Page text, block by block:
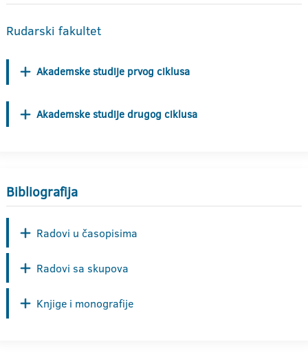
Rudarski fakultet
Akademske studije prvog ciklusa
Akademske studije drugog ciklusa
Bibliografija
Radovi u časopisima
Radovi sa skupova
Knjige i monografije